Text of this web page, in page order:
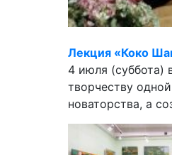
Лекция «Коко
4 июля (суббота)
творчеству
новаторства, а